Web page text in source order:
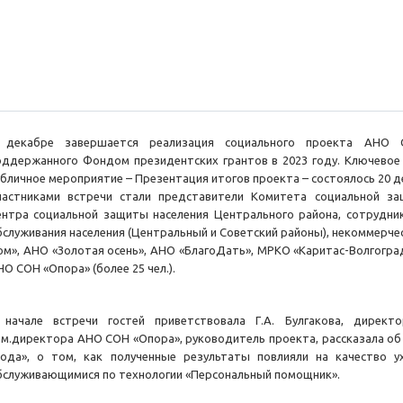
завершается реализация социального проекта
Фондом президентских грантов в 2023 году.
мероприятие – Презентация итогов проекта – состоялось 20
встречи стали представители Комитета социальной
социальной защиты населения Центрального района,
населения (Центральный и Советский районы),
АНО «Золотая осень», АНО «БлагоДать», МРКО «Каритас-
СОН «Опора» (более 25 чел.).
встречи гостей приветствовала Г.А. Булгакова,
АНО СОН «Опора», руководитель проекта, рассказала
о том, как полученные результаты повлияли на качество
по технологии «Персональный помощник».